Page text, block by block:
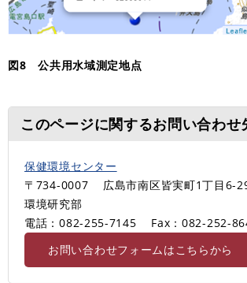
図8 公共用水域測定地点
このページに関するお問い合わせ
保健環境センター
〒734-0007
広島市南区皆実町1丁目6-
環境研究部
電話：082-255-7145
Fax：082-252-
お問い合わせフォームはこちらから